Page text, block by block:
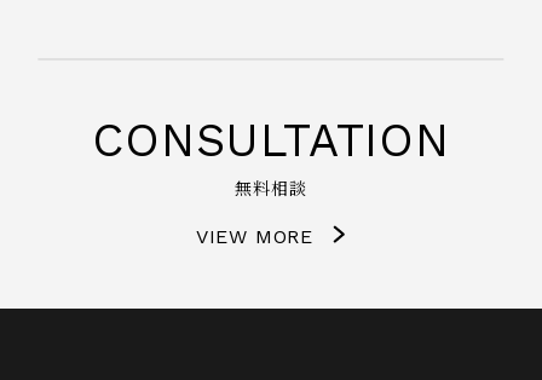
CONSULTATION
無料相談
VIEW MORE